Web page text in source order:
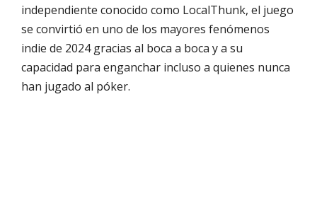
independiente conocido como LocalThunk, el juego
se convirtió en uno de los mayores fenómenos
indie de 2024 gracias al boca a boca y a su
capacidad para enganchar incluso a quienes nunca
han jugado al póker.